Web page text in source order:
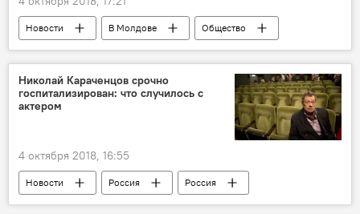
Новости В Молдове
Общество
Происшествия
Республика Молдова
африканская чума свиней
Николай Караченцов срочно
госпитализирован: что случилось с
актером
4 октября 2018, 16:55
Новости Россия
Россия
Москва
Николай Караченцов